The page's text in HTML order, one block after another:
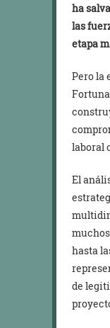
ha
las
etapa
Pero la
laboral
El
hasta
de